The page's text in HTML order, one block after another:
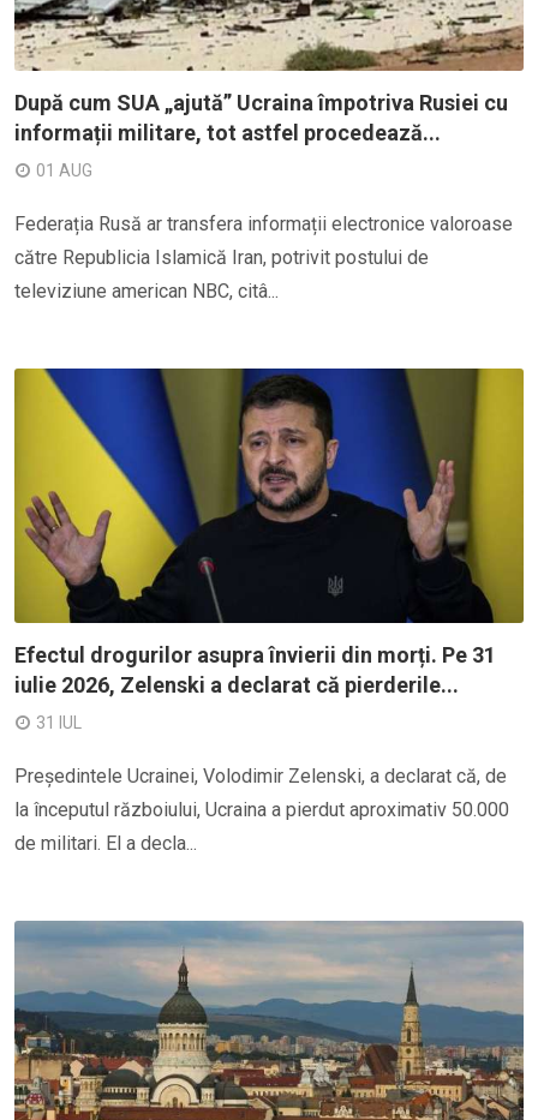
După cum SUA „ajută” Ucraina împotriva Rusiei cu
informații militare, tot astfel procedează...
01 AUG
Federația Rusă ar transfera informații electronice valoroase
către Republicia Islamică Iran, potrivit postului de
televiziune american NBC, citâ...
Efectul drogurilor asupra învierii din morți. Pe 31
iulie 2026, Zelenski a declarat că pierderile...
31 IUL
Președintele Ucrainei, Volodimir Zelenski, a declarat că, de
la începutul războiului, Ucraina a pierdut aproximativ 50.000
de militari. El a decla...